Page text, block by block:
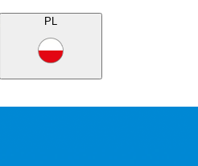
PL